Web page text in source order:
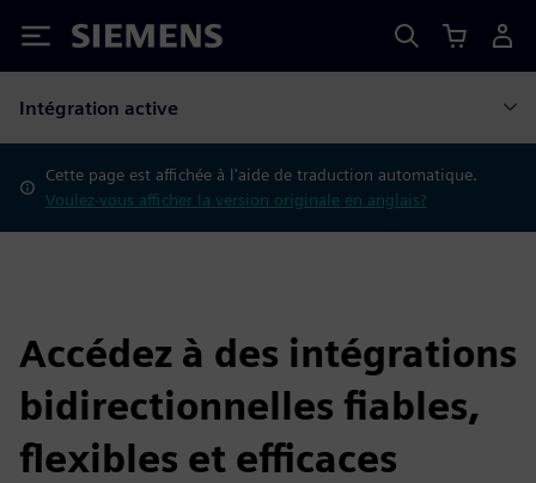
Siemens
Intégration active
Cette page est affichée à l'aide de traduction automatique.
Voulez-vous afficher la version originale en anglais?
Accédez à des intégrations
bidirectionnelles fiables,
flexibles et efficaces